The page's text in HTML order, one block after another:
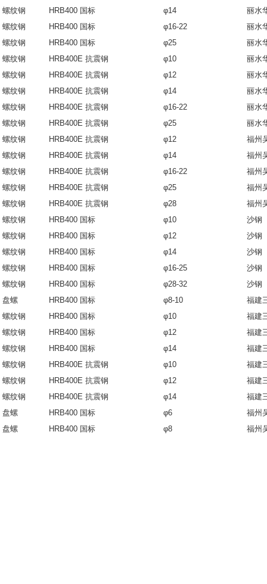
螺纹钢
HRB400 国标 φ14
丽水
螺纹钢
HRB400 国标 φ16-22
丽水
螺纹钢
HRB400 国标 φ25
丽水
螺纹钢
HRB400E 抗震钢 φ10
丽水
螺纹钢
HRB400E 抗震钢 φ12
丽水
螺纹钢
HRB400E 抗震钢 φ14
丽水
螺纹钢
HRB400E 抗震钢 φ16-22
丽水
螺纹钢
HRB400E 抗震钢 φ25
丽水
螺纹钢
HRB400E 抗震钢 φ12
福州
螺纹钢
HRB400E 抗震钢 φ14
福州
螺纹钢
HRB400E 抗震钢 φ16-22
福州
螺纹钢
HRB400E 抗震钢 φ25
福州
螺纹钢
HRB400E 抗震钢 φ28
福州
螺纹钢
HRB400 国标 φ10
沙钢
螺纹钢
HRB400 国标 φ12
沙钢
螺纹钢
HRB400 国标 φ14
沙钢
螺纹钢
HRB400 国标 φ16-25
沙钢
螺纹钢
HRB400 国标 φ28-32
沙钢
盘螺
HRB400 国标 φ8-10
福建
螺纹钢
HRB400 国标 φ10
福建
螺纹钢
HRB400 国标 φ12
福建
螺纹钢
HRB400 国标 φ14
福建
螺纹钢
HRB400E 抗震钢 φ10
福建
螺纹钢
HRB400E 抗震钢 φ12
福建
螺纹钢
HRB400E 抗震钢 φ14
福建
盘螺
HRB400 国标 φ6
福州
盘螺
HRB400 国标 φ8 福州